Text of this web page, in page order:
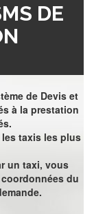
DE
de Devis et
à la prestation
taxis les plus
un taxi, vous
du